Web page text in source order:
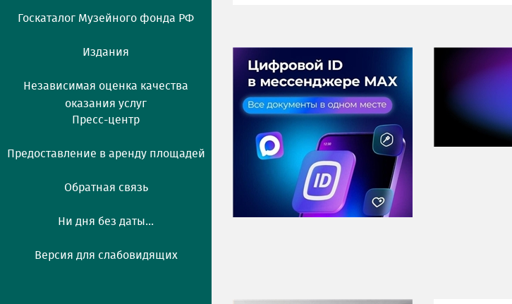
Госкаталог Музейного фонда РФ
Издания
Независимая оценка качества
оказания услуг
Пресс-центр
Предоставление в аренду площадей
Обратная связь
Ни дня без даты...
Версия для слабовидящих